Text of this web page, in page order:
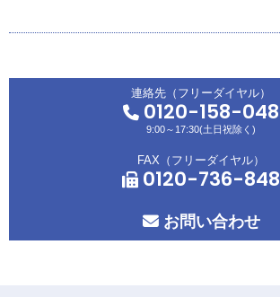
連絡先（フリーダイヤル）
0120-158-048
9:00～17:30(土日祝除く)
FAX（フリーダイヤル）
0120-736-848
お問い合わせ